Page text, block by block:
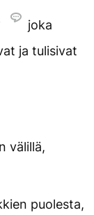
joka
ja tulisivat
välillä,
puolesta,